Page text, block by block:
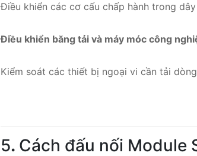
Điều khiển các cơ cấu chấp hành trong
Điều khiển băng tải và máy móc công
Kiểm soát các thiết bị ngoại vi cần tải
5. Cách đấu nối Module